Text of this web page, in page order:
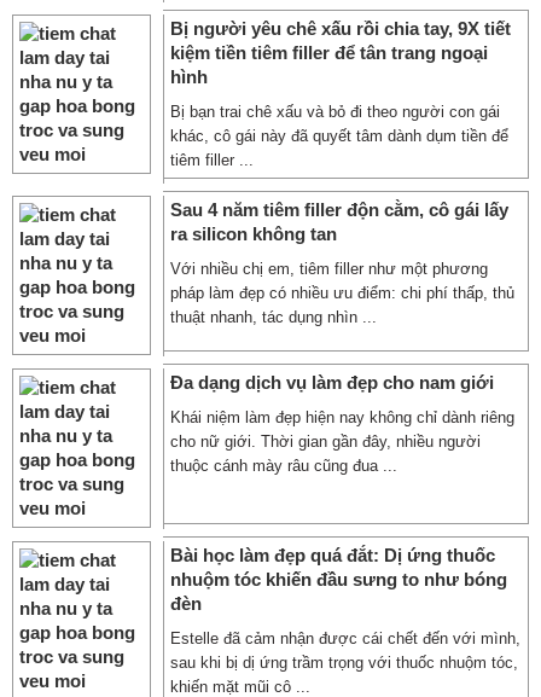
Bị người yêu chê xấu rồi chia tay, 9X tiết
kiệm tiền tiêm filler để tân trang ngoại
hình
Bị bạn trai chê xấu và bỏ đi theo người con gái
khác, cô gái này đã quyết tâm dành dụm tiền để
tiêm filler ...
Sau 4 năm tiêm filler độn cằm, cô gái lấy
ra silicon không tan
Với nhiều chị em, tiêm filler như một phương
pháp làm đẹp có nhiều ưu điểm: chi phí thấp, thủ
thuật nhanh, tác dụng nhìn ...
Đa dạng dịch vụ làm đẹp cho nam giới
Khái niệm làm đẹp hiện nay không chỉ dành riêng
cho nữ giới. Thời gian gần đây, nhiều người
thuộc cánh mày râu cũng đua ...
Bài học làm đẹp quá đắt: Dị ứng thuốc
nhuộm tóc khiến đầu sưng to như bóng
đèn
Estelle đã cảm nhận được cái chết đến với mình,
sau khi bị dị ứng trầm trọng với thuốc nhuộm tóc,
khiến mặt mũi cô ...